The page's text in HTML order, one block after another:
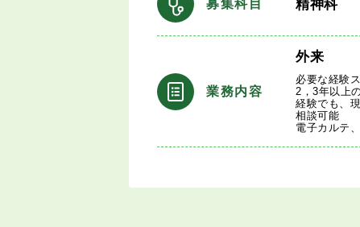
募集科目 精神科
業務内容
外来
必要な経験
2，3年以上
経験でも、
相談可能
電子カルテ